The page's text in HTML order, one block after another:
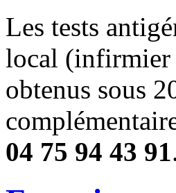
Les tests
local (infirmier
obtenus sous
04 75 94 43 91